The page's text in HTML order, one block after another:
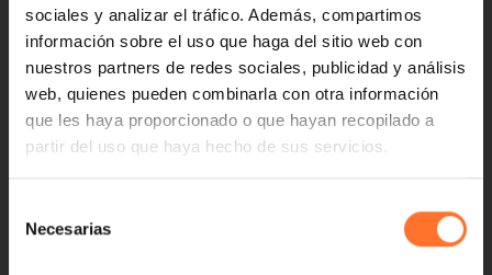
sociales y analizar el tráfico. Además, compartimos
información sobre el uso que haga del sitio web con
nuestros partners de redes sociales, publicidad y análisis
web, quienes pueden combinarla con otra información
que les haya proporcionado o que hayan recopilado a
partir del uso que haya hecho de sus servicios.
Necesarias